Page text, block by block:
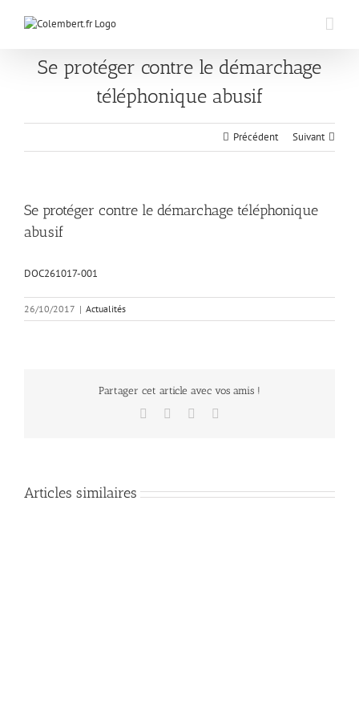
Se protéger contre le démarchage
téléphonique abusif
Précédent Suivant
Se protéger contre le démarchage téléphonique
abusif
DOC261017-001
26/10/2017 | Actualités
Partager cet article avec vos amis !
Facebook
TwitterLinkedIn
Articles similaires